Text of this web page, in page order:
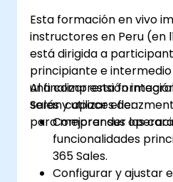
las experiencias del
crecimiento de los
Esta formación en vivo
instructores en Peru (en
está dirigida a
principiante e
una comprensión
Sales y utilizar
para mejorar sus
Al finalizar esta
serán capaces de:
Comprender las
funcionalidades
365 Sales.
Configurar y ajustar